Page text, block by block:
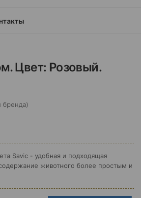
Цвет: Розовый.
бренда)
Savic - удобная и подходящая
животного более простым и